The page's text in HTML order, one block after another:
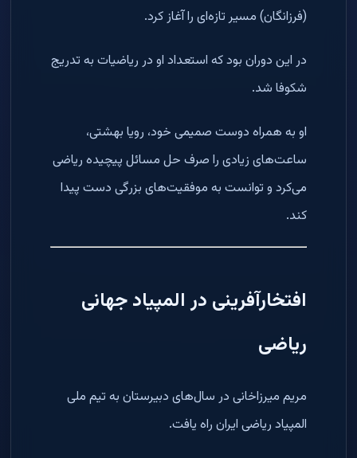
(فرزانگان) مسیر تازه‌ای را آغاز کرد.
در این دوران بود که استعداد او در ریاضیات به تدریج
شکوفا شد.
او به همراه دوست صمیمی خود، رویا بهشتی،
ساعت‌های زیادی را صرف حل مسائل پیچیده ریاضی
می‌کرد و توانست به موفقیت‌های بزرگی دست پیدا
کند.
افتخارآفرینی در المپیاد جهانی
ریاضی
مریم میرزاخانی در سال‌های دبیرستان به تیم ملی
المپیاد ریاضی ایران راه یافت.